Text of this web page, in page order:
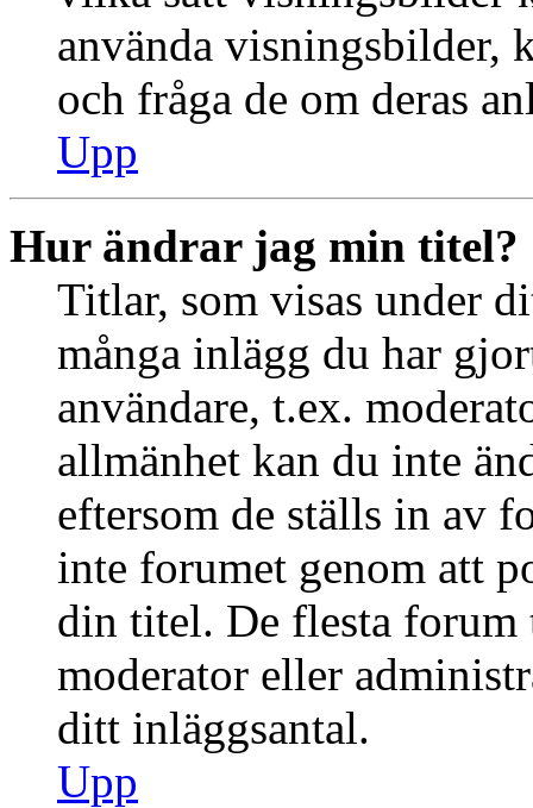
använda visningsbilder,
och fråga de om deras
Upp
Hur ändrar jag min titel?
Titlar, som visas under
många inlägg du har
användare, t.ex.
allmänhet kan du inte
eftersom de ställs in av
inte forumet genom att
din titel. De flesta forum
moderator eller
ditt inläggsantal.
Upp